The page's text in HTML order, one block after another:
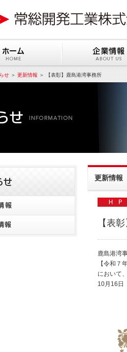
せ＞更新情報＞ 【表彰】鹿島港湾事務所
更新情報
【表
鹿島港湾
【令和７
において
10月16日